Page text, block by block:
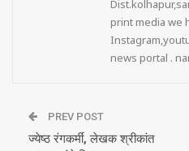
print media we
news portal .
PREV POST
ज्येष्ठ रंगकर्मी, लेखक श्रीकांत